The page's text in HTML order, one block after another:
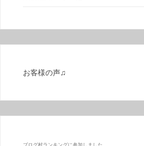
お客様の声♫
ブログ村ランキングに参加しました。